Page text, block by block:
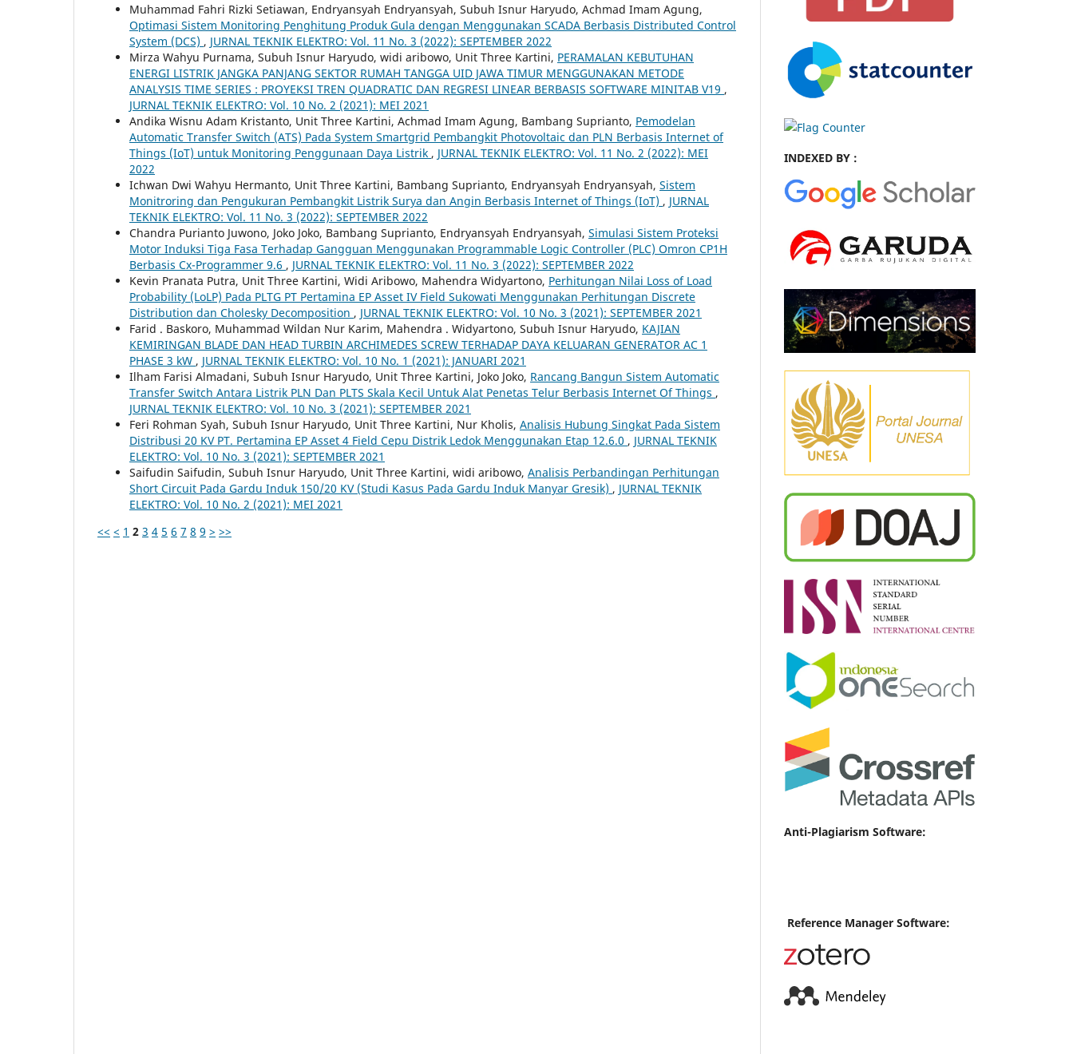
Muhammad Fahri Rizki Setiawan, Endryansyah Endryansyah, Subuh Isnur Haryudo, Achmad Imam Agung,
Optimasi Sistem Monitoring Penghitung Produk Gula dengan Menggunakan SCADA Berbasis Distributed Control
System (DCS) , JURNAL TEKNIK ELEKTRO: Vol. 11 No. 3 (2022): SEPTEMBER 2022
Mirza Wahyu Purnama, Subuh Isnur Haryudo, widi aribowo, Unit Three Kartini, PERAMALAN KEBUTUHAN
ENERGI LISTRIK JANGKA PANJANG SEKTOR RUMAH TANGGA UID JAWA TIMUR MENGGUNAKAN METODE
ANALYSIS TIME SERIES : PROYEKSI TREN QUADRATIC DAN REGRESI LINEAR BERBASIS SOFTWARE MINITAB V19 ,
JURNAL TEKNIK ELEKTRO: Vol. 10 No. 2 (2021): MEI 2021
Andika Wisnu Adam Kristanto, Unit Three Kartini, Achmad Imam Agung, Bambang Suprianto, Pemodelan
Automatic Transfer Switch (ATS) Pada System Smartgrid Pembangkit Photovoltaic dan PLN Berbasis Internet of
Things (IoT) untuk Monitoring Penggunaan Daya Listrik , JURNAL TEKNIK ELEKTRO: Vol. 11 No. 2 (2022): MEI
2022
Ichwan Dwi Wahyu Hermanto, Unit Three Kartini, Bambang Suprianto, Endryansyah Endryansyah, Sistem
Monitroring dan Pengukuran Pembangkit Listrik Surya dan Angin Berbasis Internet of Things (IoT) , JURNAL
TEKNIK ELEKTRO: Vol. 11 No. 3 (2022): SEPTEMBER 2022
Chandra Purianto Juwono, Joko Joko, Bambang Suprianto, Endryansyah Endryansyah, Simulasi Sistem Proteksi
Motor Induksi Tiga Fasa Terhadap Gangguan Menggunakan Programmable Logic Controller (PLC) Omron CP1H
Berbasis Cx-Programmer 9.6 , JURNAL TEKNIK ELEKTRO: Vol. 11 No. 3 (2022): SEPTEMBER 2022
Kevin Pranata Putra, Unit Three Kartini, Widi Aribowo, Mahendra Widyartono, Perhitungan Nilai Loss of Load
Probability (LoLP) Pada PLTG PT Pertamina EP Asset IV Field Sukowati Menggunakan Perhitungan Discrete
Distribution dan Cholesky Decomposition , JURNAL TEKNIK ELEKTRO: Vol. 10 No. 3 (2021): SEPTEMBER 2021
Farid . Baskoro, Muhammad Wildan Nur Karim, Mahendra . Widyartono, Subuh Isnur Haryudo, KAJIAN
KEMIRINGAN BLADE DAN HEAD TURBIN ARCHIMEDES SCREW TERHADAP DAYA KELUARAN GENERATOR AC 1
PHASE 3 kW , JURNAL TEKNIK ELEKTRO: Vol. 10 No. 1 (2021): JANUARI 2021
Ilham Farisi Almadani, Subuh Isnur Haryudo, Unit Three Kartini, Joko Joko, Rancang Bangun Sistem Automatic
Transfer Switch Antara Listrik PLN Dan PLTS Skala Kecil Untuk Alat Penetas Telur Berbasis Internet Of Things ,
JURNAL TEKNIK ELEKTRO: Vol. 10 No. 3 (2021): SEPTEMBER 2021
Feri Rohman Syah, Subuh Isnur Haryudo, Unit Three Kartini, Nur Kholis, Analisis Hubung Singkat Pada Sistem
Distribusi 20 KV PT. Pertamina EP Asset 4 Field Cepu Distrik Ledok Menggunakan Etap 12.6.0 , JURNAL TEKNIK
ELEKTRO: Vol. 10 No. 3 (2021): SEPTEMBER 2021
Saifudin Saifudin, Subuh Isnur Haryudo, Unit Three Kartini, widi aribowo, Analisis Perbandingan Perhitungan
Short Circuit Pada Gardu Induk 150/20 KV (Studi Kasus Pada Gardu Induk Manyar Gresik) , JURNAL TEKNIK
ELEKTRO: Vol. 10 No. 2 (2021): MEI 2021
<< < 1 2 3 4 5 6 7 8 9 > >>
INDEXED BY :
Anti-Plagiarism Software:
Reference Manager Software: